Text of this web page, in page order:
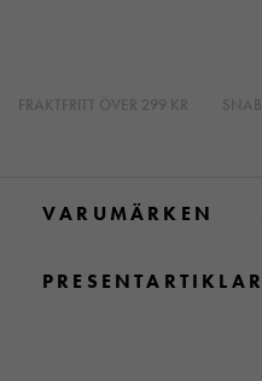
FRAKTFRITT ÖVER 299 KR
VARUMÄRKEN
PRESENTARTIKLAR